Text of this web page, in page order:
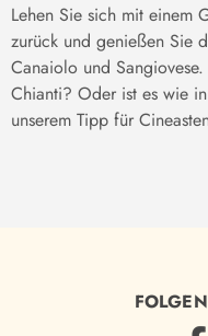
Lehen Sie sich mit einem
zurück und genießen Sie
Canaiolo und
Chianti? Oder ist es wie
unserem Tipp für